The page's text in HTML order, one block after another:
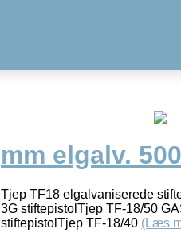
mm elgalv.
Tjep TF18 elgalvaniserede
3G stiftepistolTjep TF-18/50
stiftepistolTjep TF-18/40 (Læs